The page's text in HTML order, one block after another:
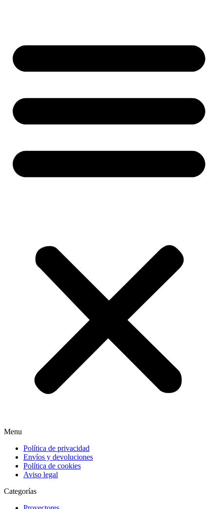
Menu
Política de privacidad
Envíos y devoluciones
Política de cookies
Aviso legal
Categorías